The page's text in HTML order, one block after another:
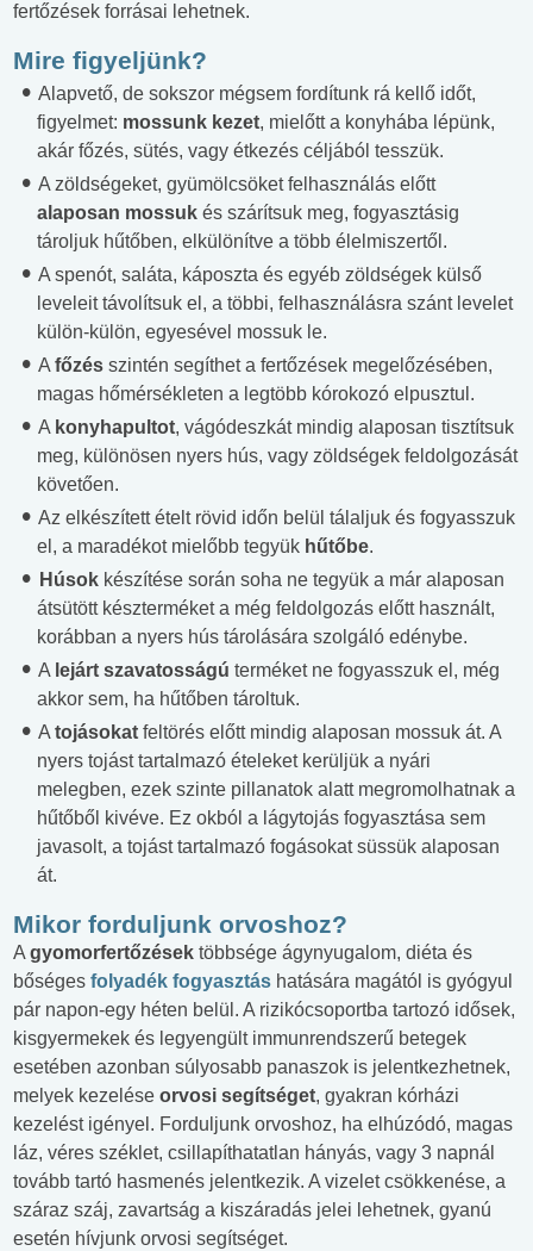
fertőzések forrásai lehetnek.
Mire figyeljünk?
Alapvető, de sokszor mégsem fordítunk rá kellő időt,
figyelmet: mossunk kezet, mielőtt a konyhába lépünk,
akár főzés, sütés, vagy étkezés céljából tesszük.
A zöldségeket, gyümölcsöket felhasználás előtt
alaposan mossuk és szárítsuk meg, fogyasztásig
tároljuk hűtőben, elkülönítve a több élelmiszertől.
A spenót, saláta, káposzta és egyéb zöldségek külső
leveleit távolítsuk el, a többi, felhasználásra szánt levelet
külön-külön, egyesével mossuk le.
A főzés szintén segíthet a fertőzések megelőzésében,
magas hőmérsékleten a legtöbb kórokozó elpusztul.
A konyhapultot, vágódeszkát mindig alaposan tisztítsuk
meg, különösen nyers hús, vagy zöldségek feldolgozását
követően.
Az elkészített ételt rövid időn belül tálaljuk és fogyasszuk
el, a maradékot mielőbb tegyük hűtőbe.
Húsok készítése során soha ne tegyük a már alaposan
átsütött készterméket a még feldolgozás előtt használt,
korábban a nyers hús tárolására szolgáló edénybe.
A lejárt szavatosságú terméket ne fogyasszuk el, még
akkor sem, ha hűtőben tároltuk.
A tojásokat feltörés előtt mindig alaposan mossuk át. A
nyers tojást tartalmazó ételeket kerüljük a nyári
melegben, ezek szinte pillanatok alatt megromolhatnak a
hűtőből kivéve. Ez okból a lágytojás fogyasztása sem
javasolt, a tojást tartalmazó fogásokat süssük alaposan
át.
Mikor forduljunk orvoshoz?
A gyomorfertőzések többsége ágynyugalom, diéta és
bőséges folyadék fogyasztás hatására magától is gyógyul
pár napon-egy héten belül. A rizikócsoportba tartozó idősek,
kisgyermekek és legyengült immunrendszerű betegek
esetében azonban súlyosabb panaszok is jelentkezhetnek,
melyek kezelése orvosi segítséget, gyakran kórházi
kezelést igényel. Forduljunk orvoshoz, ha elhúzódó, magas
láz, véres széklet, csillapíthatatlan hányás, vagy 3 napnál
tovább tartó hasmenés jelentkezik. A vizelet csökkenése, a
száraz száj, zavartság a kiszáradás jelei lehetnek, gyanú
esetén hívjunk orvosi segítséget.